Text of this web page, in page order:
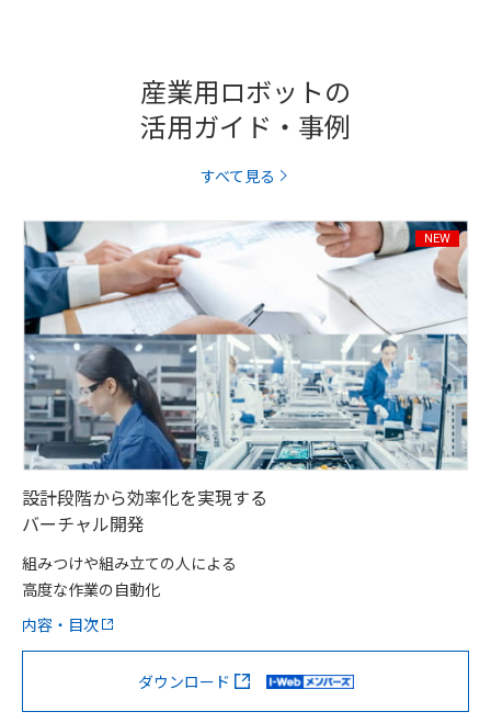
産業用ロボットの
活用ガイド・事例
すべて見る
設計段階から効率化を実現する
バーチャル開発
組みつけや組み立ての人による
高度な作業の自動化
内容・目次
ダウンロード